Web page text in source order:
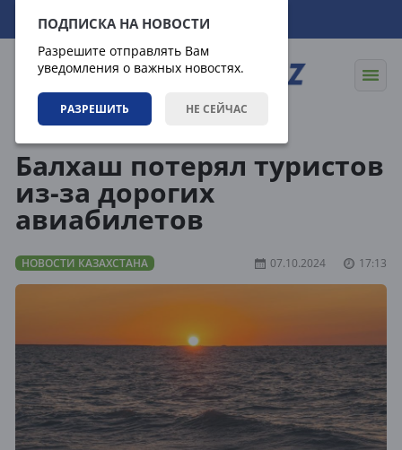
ПОДПИСКА НА НОВОСТИ
Разрешите отправлять Вам
уведомления о важных новостях.
РАЗРЕШИТЬ НЕ СЕЙЧАС
07.08.2026 14:31:15
Балхаш потерял туристов
из-за дорогих
авиабилетов
НОВОСТИ КАЗАХСТАНА 07.10.2024 17:13